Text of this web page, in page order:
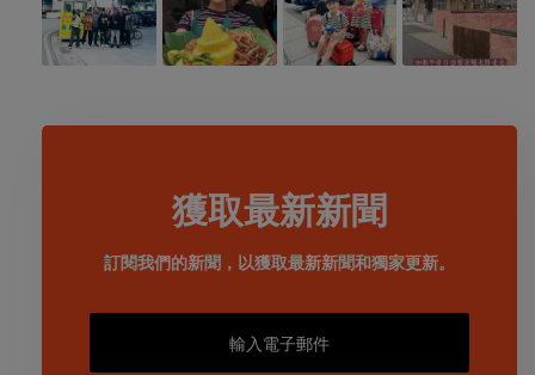
獲取最新新聞
訂閱我們的新聞，以獲取最新新聞和獨家更新。